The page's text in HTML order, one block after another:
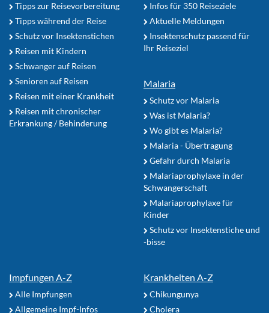
Tipps zur Reisevorbereitung
Tipps während der Reise
Schutz vor Insektenstichen
Reisen mit Kindern
Schwanger auf Reisen
Senioren auf Reisen
Reisen mit einer Krankheit
Reisen mit chronischer
Erkrankung / Behinderung
Infos für 350 Reiseziele
Aktuelle Meldungen
Insektenschutz passend für
Ihr Reiseziel
Malaria
Schutz vor Malaria
Was ist Malaria?
Wo gibt es Malaria?
Malaria - Übertragung
Gefahr durch Malaria
Malariaprophylaxe in der
Schwangerschaft
Malariaprophylaxe für
Kinder
Schutz vor Insektenstiche und
-bisse
Impfungen A-Z
Alle Impfungen
Allgemeine Impf-Infos
Krankheiten A-Z
Chikungunya
Cholera